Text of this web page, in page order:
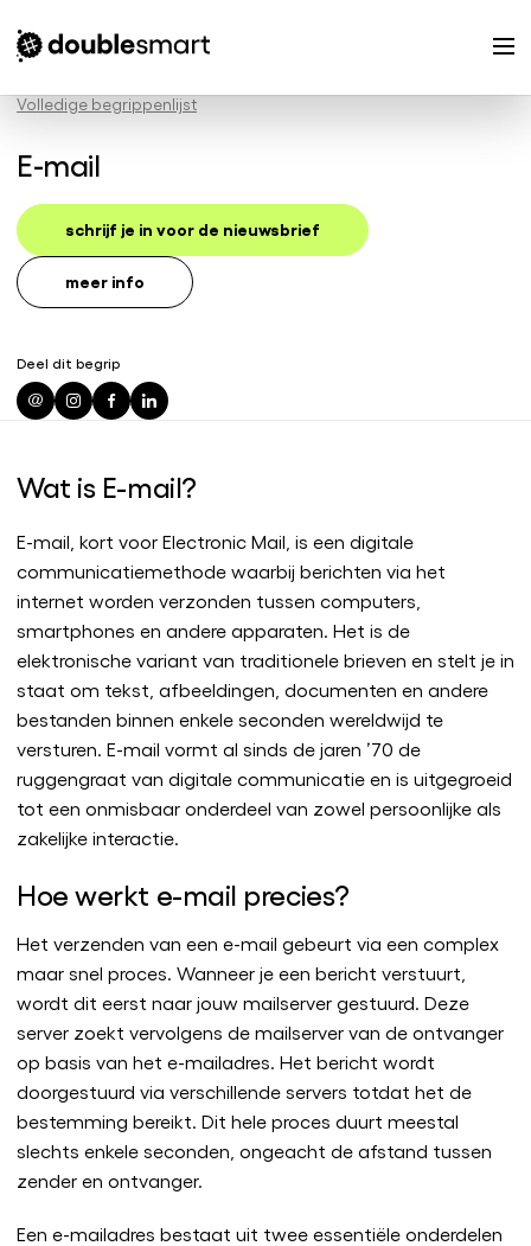
Volledige begrippenlijst
E-mail
schrijf je in voor de nieuwsbrief
meer info
Deel dit begrip
Wat is E-mail?
E-mail, kort voor Electronic Mail, is een digitale
communicatiemethode waarbij berichten via het
internet worden verzonden tussen computers,
smartphones en andere apparaten. Het is de
elektronische variant van traditionele brieven en stelt je in
staat om tekst, afbeeldingen, documenten en andere
bestanden binnen enkele seconden wereldwijd te
versturen. E-mail vormt al sinds de jaren ’70 de
ruggengraat van digitale communicatie en is uitgegroeid
tot een onmisbaar onderdeel van zowel persoonlijke als
zakelijke interactie.
Hoe werkt e-mail precies?
Het verzenden van een e-mail gebeurt via een complex
maar snel proces. Wanneer je een bericht verstuurt,
wordt dit eerst naar jouw mailserver gestuurd. Deze
server zoekt vervolgens de mailserver van de ontvanger
op basis van het e-mailadres. Het bericht wordt
doorgestuurd via verschillende servers totdat het de
bestemming bereikt. Dit hele proces duurt meestal
slechts enkele seconden, ongeacht de afstand tussen
zender en ontvanger.
Een e-mailadres bestaat uit twee essentiële onderdelen